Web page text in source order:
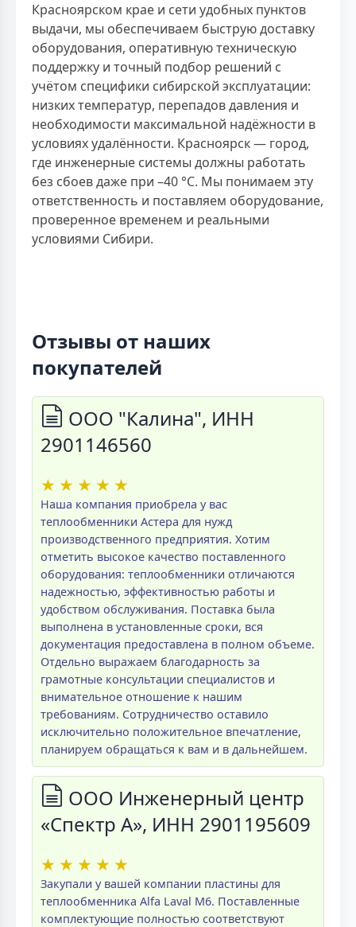
Красноярском крае и сети удобных пунктов
выдачи, мы обеспечиваем быструю доставку
оборудования, оперативную техническую
поддержку и точный подбор решений с
учётом специфики сибирской эксплуатации:
низких температур, перепадов давления и
необходимости максимальной надёжности в
условиях удалённости. Красноярск — город,
где инженерные системы должны работать
без сбоев даже при –40 °C. Мы понимаем эту
ответственность и поставляем оборудование,
проверенное временем и реальными
условиями Сибири.
Отзывы от наших
покупателей
ООО "Калина", ИНН
2901146560
★ ★ ★ ★ ★
Наша компания приобрела у вас
теплообменники Астера для нужд
производственного предприятия. Хотим
отметить высокое качество поставленного
оборудования: теплообменники отличаются
надежностью, эффективностью работы и
удобством обслуживания. Поставка была
выполнена в установленные сроки, вся
документация предоставлена в полном объеме.
Отдельно выражаем благодарность за
грамотные консультации специалистов и
внимательное отношение к нашим
требованиям. Сотрудничество оставило
исключительно положительное впечатление,
планируем обращаться к вам и в дальнейшем.
ООО Инженерный центр
«Спектр А», ИНН 2901195609
★ ★ ★ ★ ★
Закупали у вашей компании пластины для
теплообменника Alfa Laval M6. Поставленные
комплектующие полностью соответствуют